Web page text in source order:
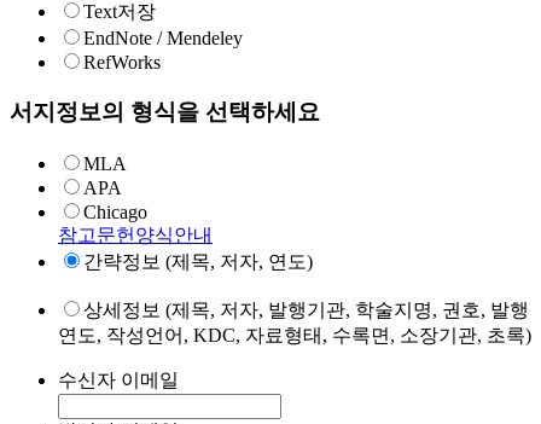
Text저장
EndNote / Mendeley
RefWorks
서지정보의 형식을 선택하세요
MLA
APA
Chicago
참고문헌양식안내
간략정보 (제목, 저자, 연도)
상세정보 (제목, 저자, 발행기관, 학술지명, 권호, 발행
연도, 작성언어, KDC, 자료형태, 수록면, 소장기관, 초록)
수신자 이메일